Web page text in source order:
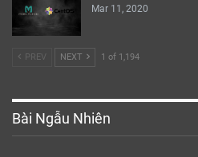
Mar 11, 2020
PREV NEXT 1 of 1,194
Bài Ngẫu Nhiên